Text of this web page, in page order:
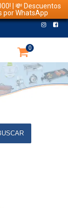
| 💸 Descuentos
por WhatsApp
0